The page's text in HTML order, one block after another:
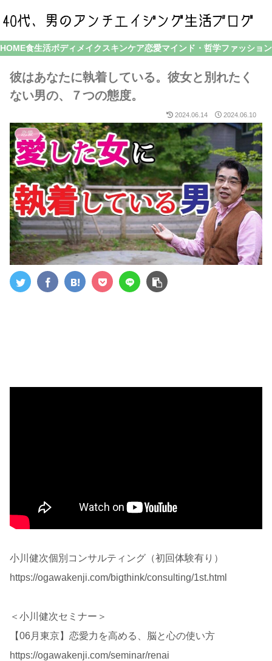
HOME食生活ボディメイク スキンケア恋愛マインド・哲学ファッション
彼はあなたに執着している。彼女と別れたく
ない男の、７つの態度。
2024.06.14 2024.06.10
恋愛
小川健次個別コンサルティング（初回体験有り）
https://ogawakenji.com/bigthink/consulting/1st.html
＜小川健次セミナー＞
【06月東京】恋愛力を高める、脳と心の使い方
https://ogawakenji.com/seminar/renai